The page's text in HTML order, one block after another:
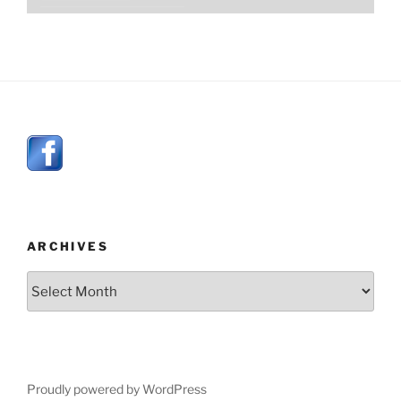
ARCHIVES
Proudly powered by WordPress